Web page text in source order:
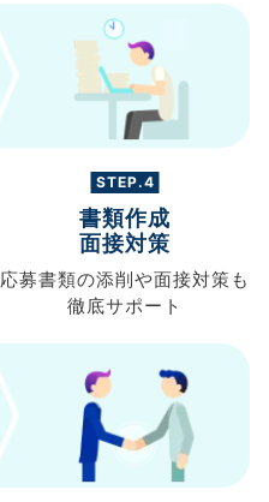
STEP.4
書類作成
面接対策
応募書類の添削や面接対策も
徹底サポート